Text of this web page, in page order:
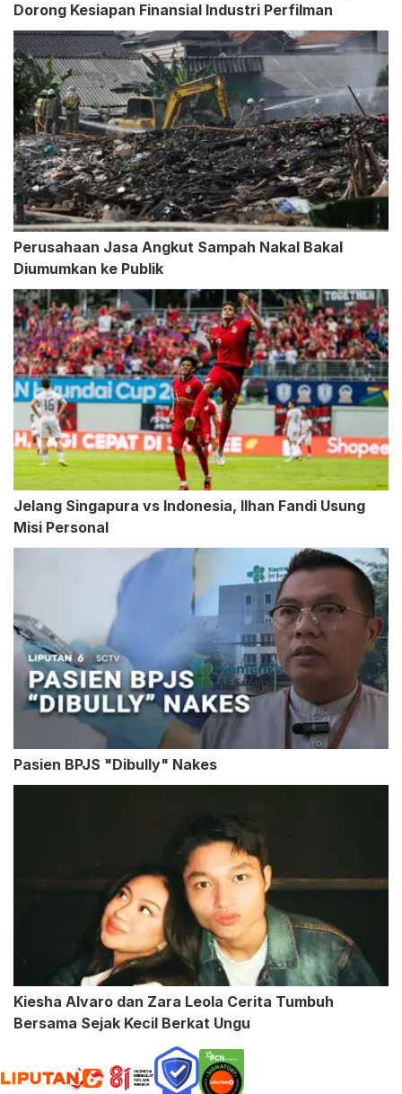
Dorong Kesiapan Finansial Industri Perfilman
Perusahaan Jasa Angkut Sampah Nakal Bakal
Diumumkan ke Publik
Jelang Singapura vs Indonesia, Ilhan Fandi Usung
Misi Personal
Pasien BPJS "Dibully" Nakes
Kiesha Alvaro dan Zara Leola Cerita Tumbuh
Bersama Sejak Kecil Berkat Ungu